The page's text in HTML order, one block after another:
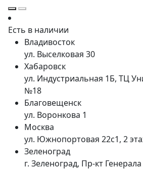
Есть в наличии
Владивосток
ул. Выселковая 30
Хабаровск
ул. Индустриальная 1Б, ТЦ
№18
Благовещенск
ул. Воронкова 1
Москва
ул. Южнопортовая 22с1, 2
Зеленоград
г. Зеленоград, Пр-кт